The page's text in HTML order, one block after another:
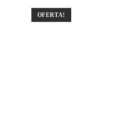
OFERTA!